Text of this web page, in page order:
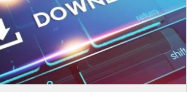
WRAP
軟體訂製化專家系統
Tailored Solutions
MDOD
NVHD
隙分析與最佳
CAE｜運動與醫療
牙齒骨釘結構之強度分析
自行車CAE分析(EN法規)
自行車架複材疊層最佳化
實例
Read More...
法規測試 & CAE虛擬